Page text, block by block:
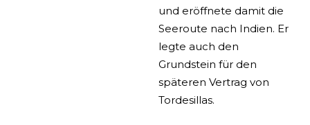
und eröffnete damit die
Seeroute nach Indien. Er
legte auch den
Grundstein für den
späteren Vertrag von
Tordesillas.